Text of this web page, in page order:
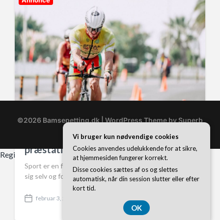
a
e
Sport og pulszoner – Optimer din
præstation med den rette intensitet
Sport er en fantastisk måde at holde sig i form, udfordre
sig selv og forbedre både fysisk og mental sundhed….
P
februar 3, 2025
©2026 Bamsepetting.dk | WordPress Theme bySuperb
Registreringsnummer 37 40 77 39
Vi bruger kun nødvendige cookies
Cookies anvendes udelukkende for at sikre,
at hjemmesiden fungerer korrekt.
Disse cookies sættes af os og slettes
automatisk, når din session slutter eller efter
kort tid.
OK